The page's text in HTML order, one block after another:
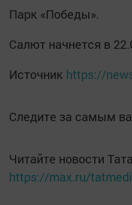
Парк «Победы».
Салют начнется в
Источник https://
Следите за самым
Читайте новости
https://max.ru/